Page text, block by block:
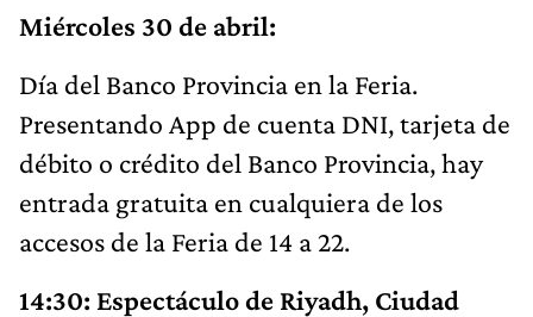
Miércoles 30 de abril:
Día del Banco Provincia en la Feria.
Presentando App de cuenta DNI, tarjeta de
débito o crédito del Banco Provincia, hay
entrada gratuita en cualquiera de los
accesos de la Feria de 14 a 22.
14:30: Espectáculo de Riyadh, Ciudad